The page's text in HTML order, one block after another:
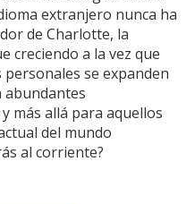
extranjero nunca ha
de Charlotte, la
creciendo a la vez que
se expanden
abundantes
más allá para aquellos
del mundo
al corriente?